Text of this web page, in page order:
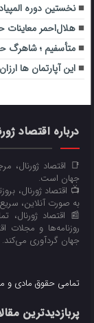
نخستین دوره
هلال‌احمر معاینات
متأسفیم ؛ شاهرگ
این آپارتمان ها
درباره اقتصاد
📑 اقتصاد ژورنال،
جهان است.
📺 اقتصاد ژورنال،
به صورت آنلاین،
📰 اقتصاد ژورنال،
روزنامه‌ها و مجلات
جهان گردآوری می‌کند.
تمامی حقوق مادی و
پربازدیدترین